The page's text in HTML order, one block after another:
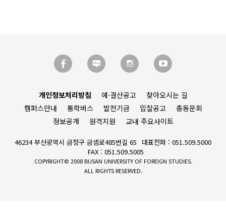
개인정보처리방침 예·결산공고
찾아오시는 길
캠퍼스안내
통학버스 발전기금 입찰공고
총동문회
정보공개
원격지원 교내 주요사이트
46234 부산광역시 금정구 금샘로485번길 65
대표전화 : 051.509.5000
FAX : 051.509.5005
COPYRIGHT© 2008 BUSAN UNIVERSITY OF FOREIGN STUDIES.
ALL RIGHTS RESERVED.